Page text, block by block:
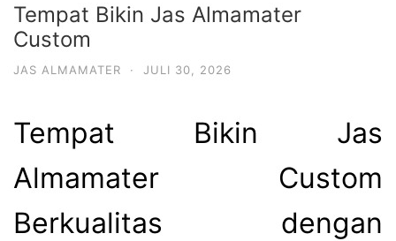
Tempat Bikin Jas Almamater
Custom
JAS ALMAMATER · JULI 30, 2026
Tempat Bikin Jas
Almamater Custom
Berkualitas dengan